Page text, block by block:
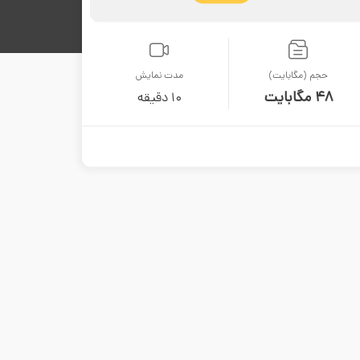
حجم (مگابایت)
48 مگابایت
مدت نمایش
10 دقیقه